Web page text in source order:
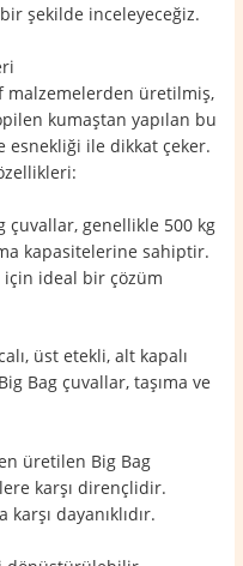
şekilde inceleyeceğiz.
malzemelerden üretilmiş,
kumaştan yapılan bu
esnekliği ile dikkat çeker.
çuvallar, genellikle 500 kg
kapasitelerine sahiptir.
için ideal bir çözüm
üst etekli, alt kapalı
Bag çuvallar, taşıma ve
üretilen Big Bag
karşı dirençlidir.
dayanıklıdır.